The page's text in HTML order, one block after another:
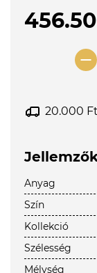
20.000
Anyag
Szín
Kollekció
Szélesség
Mélység